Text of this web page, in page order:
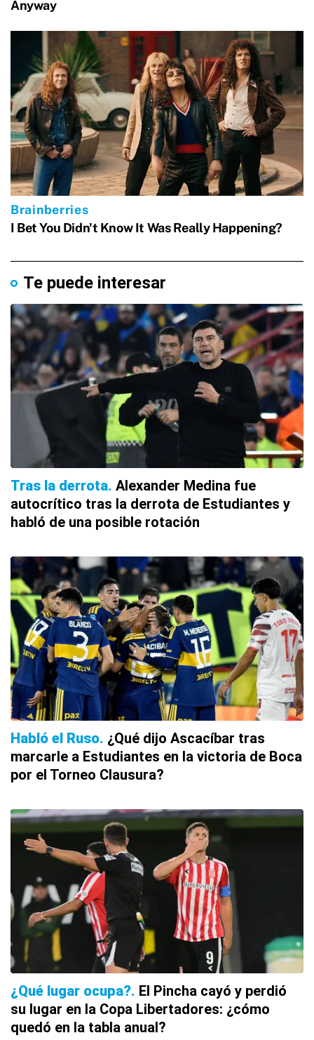
Te puede interesar
Tras la derrota Alexander Medina fue
autocrítico tras la derrota de Estudiantes y
habló de una posible rotación
Habló el Ruso ¿Qué dijo Ascacíbar tras
marcarle a Estudiantes en la victoria de Boca
por el Torneo Clausura?
¿Qué lugar ocupa? El Pincha cayó y perdió
su lugar en la Copa Libertadores: ¿cómo
quedó en la tabla anual?